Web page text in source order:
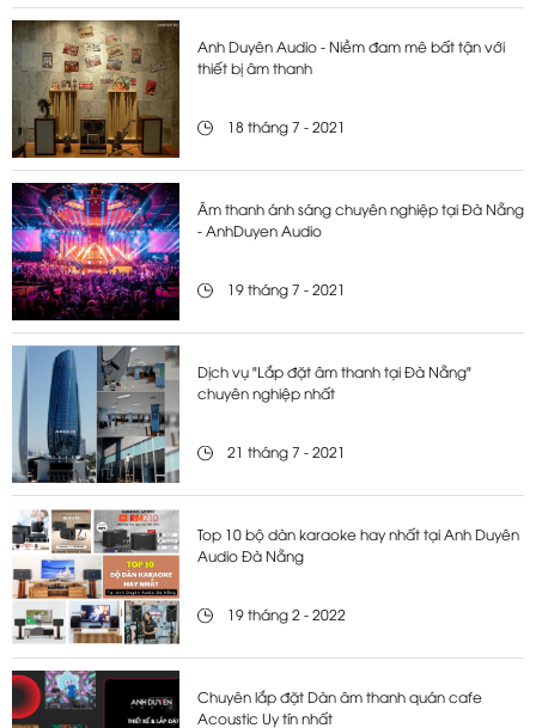
Anh Duyên Audio - Niềm đam mê bất tận với
thiết bị âm thanh
18 tháng 7 - 2021
Âm thanh ánh sáng chuyên nghiệp tại Đà Nẵng
- AnhDuyen Audio
19 tháng 7 - 2021
Dịch vụ "Lắp đặt âm thanh tại Đà Nẵng"
chuyên nghiệp nhất
21 tháng 7 - 2021
Top 10 bộ dàn karaoke hay nhất tại Anh Duyên
Audio Đà Nẵng
19 tháng 2 - 2022
Chuyên lắp đặt Dàn âm thanh quán cafe
Acoustic Uy tín nhất